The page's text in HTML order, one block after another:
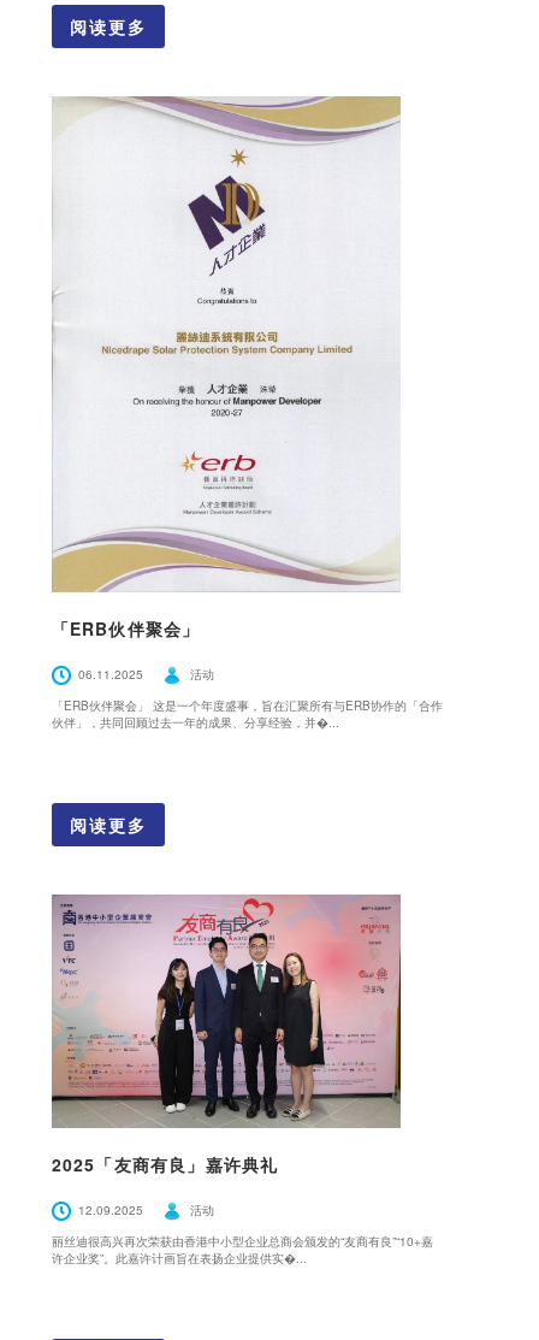
阅读更多
「ERB伙伴聚会」
06.11.2025
活动
「ERB伙伴聚会」 这是一个年度盛事，旨在汇聚所有与ERB协作的「合作
伙伴」，共同回顾过去一年的成果、分享经验，并�...
阅读更多
2025「友商有良」嘉许典礼
12.09.2025
活动
丽丝迪很高兴再次荣获由香港中小型企业总商会颁发的“友商有良”“10+嘉
许企业奖”。此嘉许计画旨在表扬企业提供实�...